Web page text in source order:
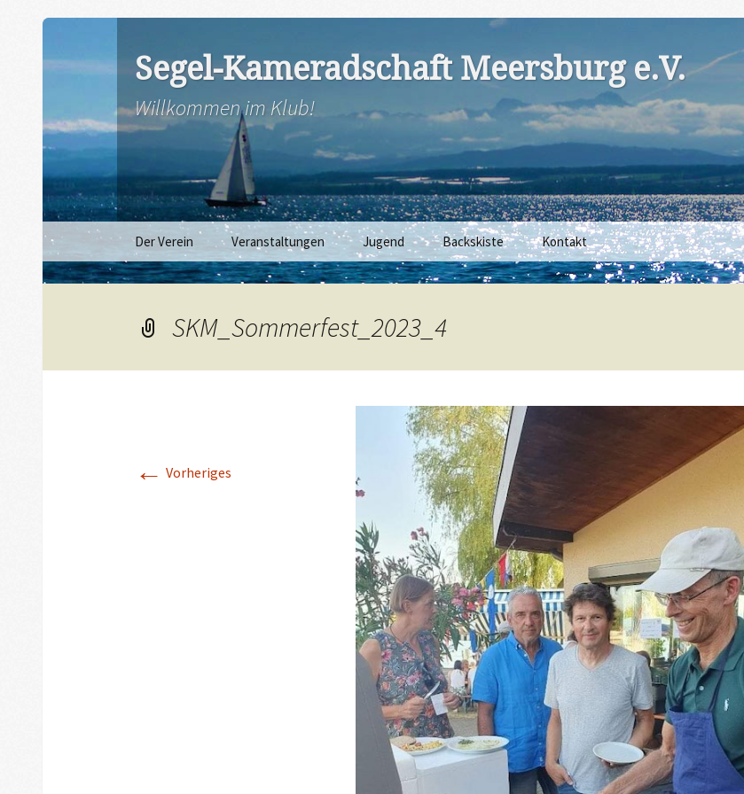
Segel-Kameradschaft Meersburg e.V.
Willkommen im Klub!
Inhalt
springen
Der Verein Veranstaltungen Jugend Backskiste Kontakt
SKM_Sommerfest_2023_4
← Vorheriges